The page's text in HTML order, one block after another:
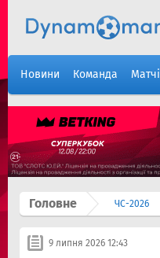
Новини Команда Матчі
Головне ЧС-2026
9 липня 2026 12:43